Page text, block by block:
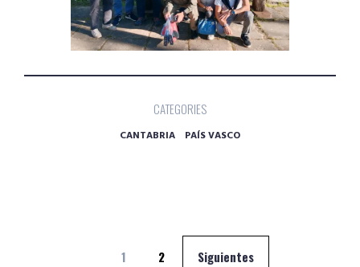
CATEGORIES
CANTABRIA PAÍS VASCO
Navegación
1 2 Siguientes